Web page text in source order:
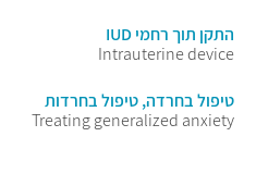
התקן תוך רחמי IUD
Intrauterine device
טיפול בחרדה, טיפול בחרדות
Treating generalized anxiety